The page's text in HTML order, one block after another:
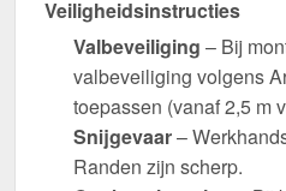
Veiligheidsinstructies
Valbeveiliging – Bij
valbeveiliging volgens
toepassen (vanaf 2,5 m
Snijgevaar–
Randen zijn scherp.